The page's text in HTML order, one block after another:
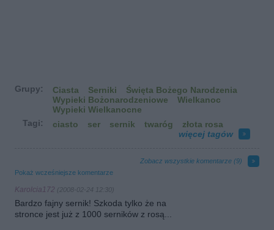
Grupy: Ciasta Serniki
Święta Bożego Narodzenia
Wypieki Bożonarodzeniowe
Wielkanoc
Wypieki Wielkanocne
Tagi:
ciasto ser sernik twaróg
złota rosa
więcej tagów
Zobacz wszystkie komentarze (9)
Pokaż wcześniejsze komentarze
Karolcia172 (2008-02-24 12:30)
Bardzo fajny sernik! Szkoda tylko że na
stronce jest już z 1000 serników z rosą...